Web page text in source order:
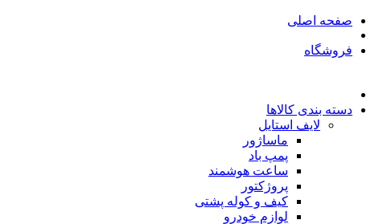
صفحه اصلی
فروشگاه
دسته بندی کالاها
لایف استایل
ماساژور
پمپ باد
ساعت هوشمند
پروژکتور
کیف و کوله پشتی
لوازم خودرو